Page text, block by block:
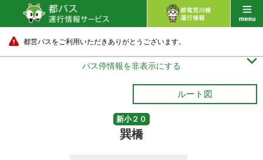
都営バスをご利用いただきありがとうございます。
バス停情報を非表示にする 
ルート図
新小２０
巽橋